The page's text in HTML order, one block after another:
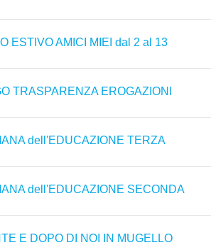
ESTIVO AMICI MIEI dal 2 al 13
TRASPARENZA EROGAZIONI
dell'EDUCAZIONE TERZA
dell'EDUCAZIONE SECONDA
E DOPO DI NOI IN MUGELLO